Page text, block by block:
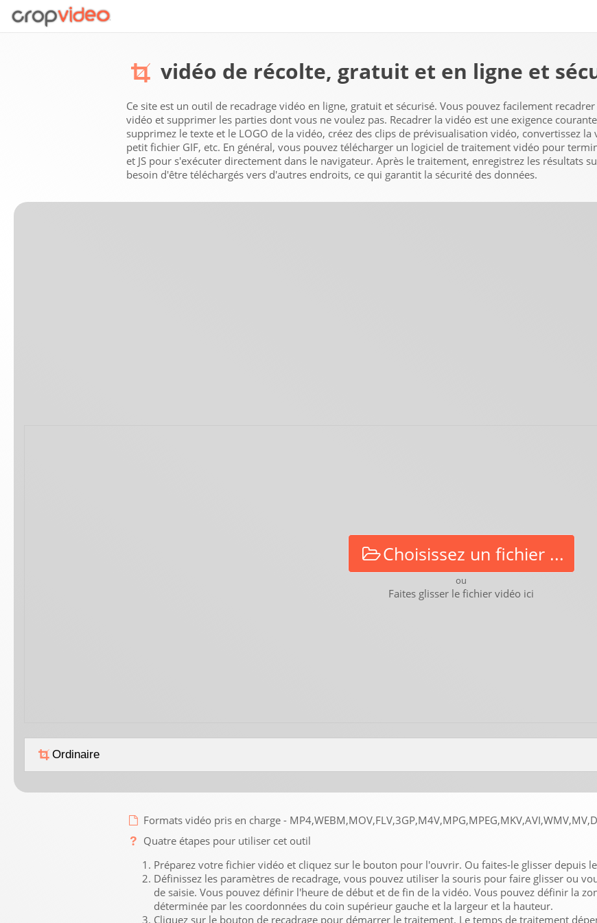
vidéo de récolte, gratuit et en ligne et
Ce site est un outil de recadrage vidéo en ligne, gratuit et sécurisé. Vous pouvez facilement
vidéo et supprimer les parties dont vous ne voulez pas. Recadrer la vidéo est une exigence
supprimez le texte et le LOGO de la vidéo, créez des clips de prévisualisation vidéo, convertissez la
petit fichier GIF, etc. En général, vous pouvez télécharger un logiciel de traitement vidéo pour
et JS pour s'exécuter directement dans le navigateur. Après le traitement, enregistrez les résultats
besoin d'être téléchargés vers d'autres endroits, ce qui garantit la sécurité des données.
Choisissez un fichier ...
ou
Faites glisser le fichier vidéo ici
Ordinaire
Formats vidéo pris en charge -
Quatre étapes pour utiliser cet outil
Préparez votre fichier vidéo et cliquez sur le bouton pour l'ouvrir. Ou faites-le glisser depuis
Définissez les paramètres de recadrage, vous pouvez utiliser la souris pour faire glisser ou
de saisie. Vous pouvez définir l'heure de début et de fin de la vidéo. Vous pouvez définir la
déterminée par les coordonnées du coin supérieur gauche et la largeur et la hauteur.
Cliquez sur le bouton de recadrage pour démarrer le traitement. Le temps de traitement